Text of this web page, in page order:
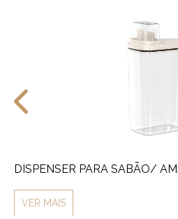
DISPENSER PARA SABÃO/
VER MAIS